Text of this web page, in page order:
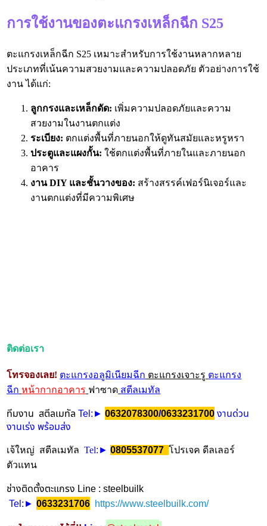
การใช้งานของตะแกรงเหล็กฉีก S25
ตะแกรงเหล็กฉีก S25 เหมาะสำหรับการใช้งานหลากหลาย
ประเภทที่เน้นความสวยงามและความปลอดภัย ตัวอย่างการใช้
งาน ได้แก่:
ลูกกรงและเหล็กดัด: เพิ่มความปลอดภัยและความ
สวยงามในงานตกแต่ง
ระเบียง: ตกแต่งพื้นที่ภายนอกให้ดูทันสมัยและหรูหรา
ประตูและแผงกั้น: ใช้ตกแต่งพื้นที่ภายในและภายนอก
อาคาร
งาน DIY และชั้นวางของ: สร้างสรรค์เฟอร์นิเจอร์และ
งานตกแต่งที่มีความพิเศษ
ติดต่อเรา
โทรจองเลย! ตะแกรงอลูมิเนียมฉีก ตะแกรงเจาะรู ตะแกรง
ฉีก หน้ากากอาคาร ฟาซาด สตีลเมทัล
ทีมงาน สตีลเมทัลTel:► 0632078300/0633231700 งานด่วน
งานเร่ง พร้อมส่ง
เจ้ใหญ่ สตีลเมทัลTel:► 0805537077 โปรเจค ดีลเลอร์
ตัวแทน
ช่างติดตั้งตะแกรง Line : steelbuilk
Tel:► 0633231706 https://www.steelbuilk.com/